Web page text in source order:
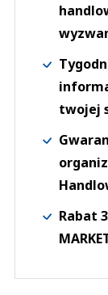
twojej
Rabat